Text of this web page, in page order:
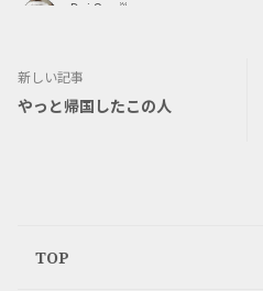
Dai San🍜
は東南アジアも高くなって
でも、生きるためには食事
新しい記事
やっと帰国したこの人
TOP